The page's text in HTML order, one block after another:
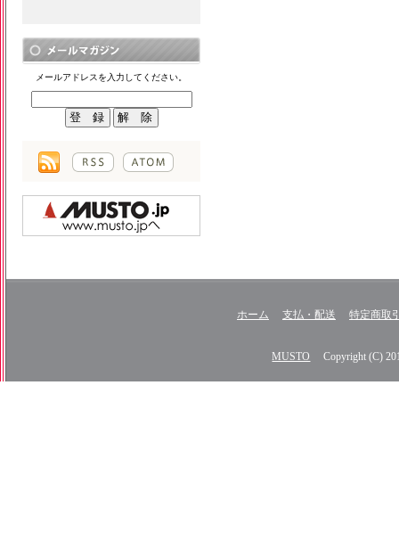
メールアドレスを入力してください。
ホーム 支払・配送 特定商取
MUSTO Copyright (C)